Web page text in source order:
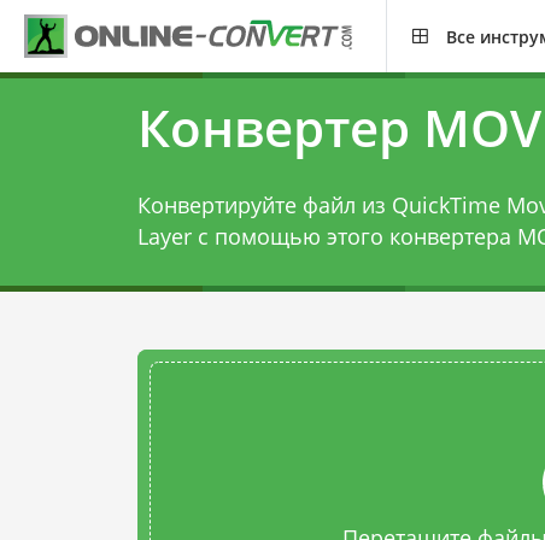
Все
Конвертер
Конвертируйте файл из QuickTime
Layer с помощью этого конвертера